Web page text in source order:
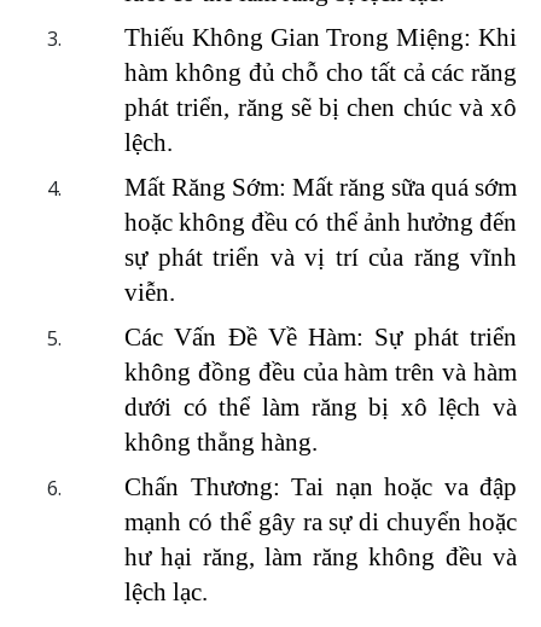
Thiếu Không Gian Trong Miệng: Khi
hàm không đủ chỗ cho tất cả các răng
phát triển, răng sẽ bị chen chúc và xô
lệch.
Mất Răng Sớm: Mất răng sữa quá sớm
hoặc không đều có thể ảnh hưởng đến
sự phát triển và vị trí của răng vĩnh
viễn.
Các Vấn Đề Về Hàm: Sự phát triển
không đồng đều của hàm trên và hàm
dưới có thể làm răng bị xô lệch và
không thẳng hàng.
Chấn Thương: Tai nạn hoặc va đập
mạnh có thể gây ra sự di chuyển hoặc
hư hại răng, làm răng không đều và
lệch lạc.